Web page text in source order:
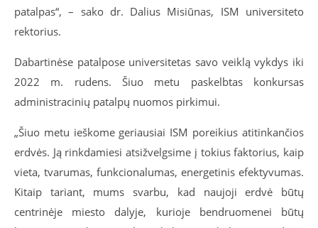
patalpas“, – sako dr. Dalius Misiūnas, ISM universiteto
rektorius.
Dabartinėse patalpose universitetas savo veiklą vykdys iki
2022 m. rudens. Šiuo metu paskelbtas konkursas
administracinių patalpų nuomos pirkimui.
„Šiuo metu ieškome geriausiai ISM poreikius atitinkančios
erdvės. Ją rinkdamiesi atsižvelgsime į tokius faktorius, kaip
vieta, tvarumas, funkcionalumas, energetinis efektyvumas.
Kitaip tariant, mums svarbu, kad naujoji erdvė būtų
centrinėje miesto dalyje, kurioje bendruomenei būtų